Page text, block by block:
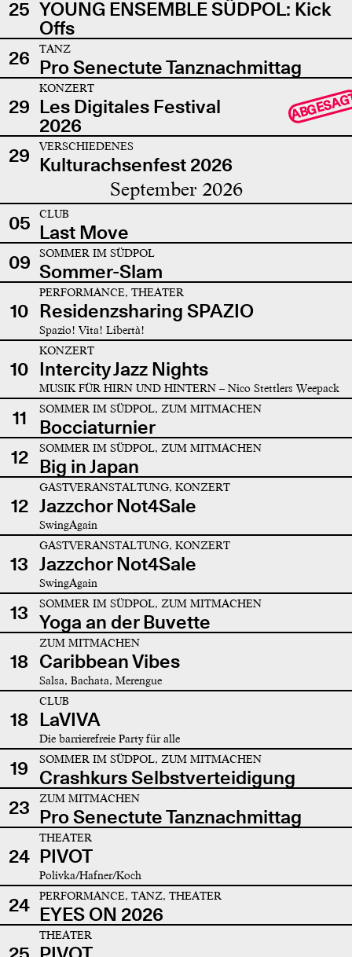
25 YOUNG ENSEMBLE SÜDPOL: Kick
Offs
26
TANZ
Pro Senectute Tanznachmittag
29
KONZERT
Les Digitales Festival
2026
29 VERSCHIEDENES
Kulturachsenfest 2026
September 2026
05 CLUB
Last Move
09
SOMMER IM SÜDPOL
Sommer-Slam
10
PERFORMANCE, THEATER
Residenzsharing SPAZIO
Spazio! Vita! Libertà!
10
KONZERT
Intercity Jazz Nights
MUSIK FÜR HIRN UND HINTERN – Nico Stettlers Weepack
11 SOMMER IM SÜDPOL, ZUM MITMACHEN
Bocciaturnier
12
SOMMER IM SÜDPOL, ZUM MITMACHEN
Big in Japan
12
GASTVERANSTALTUNG, KONZERT
Jazzchor Not4Sale
SwingAgain
13
GASTVERANSTALTUNG, KONZERT
Jazzchor Not4Sale
SwingAgain
13 SOMMER IM SÜDPOL, ZUM MITMACHEN
Yoga an der Buvette
18
ZUM MITMACHEN
Caribbean Vibes
Salsa, Bachata, Merengue
18
CLUB
LaVIVA
Die barrierefreie Party für alle
19 SOMMER IM SÜDPOL, ZUM MITMACHEN
Crashkurs Selbstverteidigung
23
ZUM MITMACHEN
Pro Senectute Tanznachmittag
24
THEATER
PIVOT
Polivka/Hafner/Koch
24 PERFORMANCE, TANZ, THEATER
EYES ON 2026
THEATER